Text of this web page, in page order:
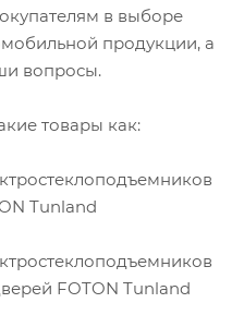
в выборе
продукции, а
вопросы.
товары как:
Tunland
FOTON Tunland